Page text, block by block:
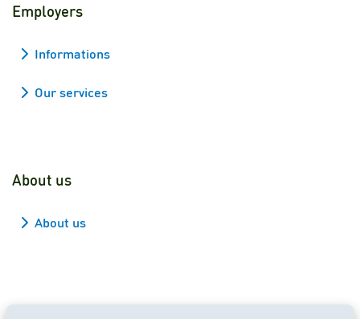
Employers
Informations
Our services
About us
About us